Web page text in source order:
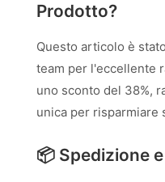
Prodotto?
Questo articolo è
team per l'eccellente
uno sconto del 38%,
unica per risparmiare
📦 Spedizione